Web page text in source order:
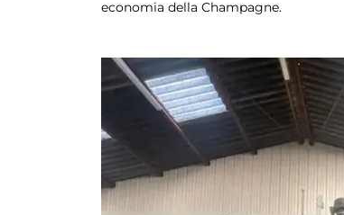
economia della Champagne.